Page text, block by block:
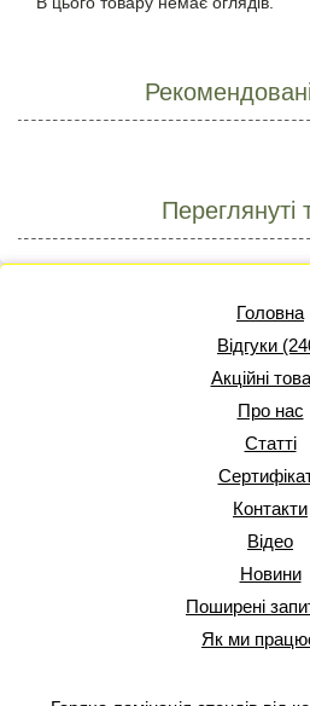
Переглянуті
Головна
Відгуки
Акційні
Про нас
Статті
Контакти
Відео
Новини
Поширені
Як ми